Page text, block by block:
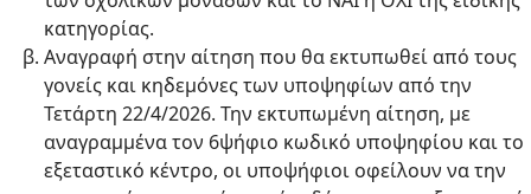
κατηγορίας.
Αναγραφή στην αίτηση που θα εκτυπωθεί από τους
γονείς και κηδεμόνες των υποψηφίων από την
Τετάρτη 22/4/2026. Την εκτυπωμένη αίτηση, με
αναγραμμένα τον 6ψήφιο κωδικό υποψηφίου και το
εξεταστικό κέντρο, οι υποψήφιοι οφείλουν να την